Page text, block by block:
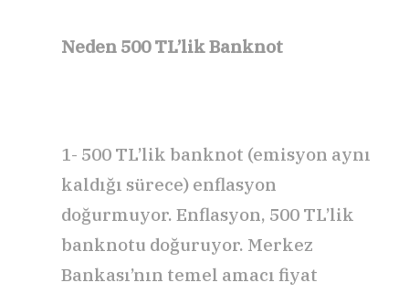
Neden 500 TL’lik Banknot
1- 500 TL’lik banknot (emisyon aynı
kaldığı sürece) enflasyon
doğurmuyor. Enflasyon, 500 TL’lik
banknotu doğuruyor. Merkez
Bankası’nın temel amacı fiyat